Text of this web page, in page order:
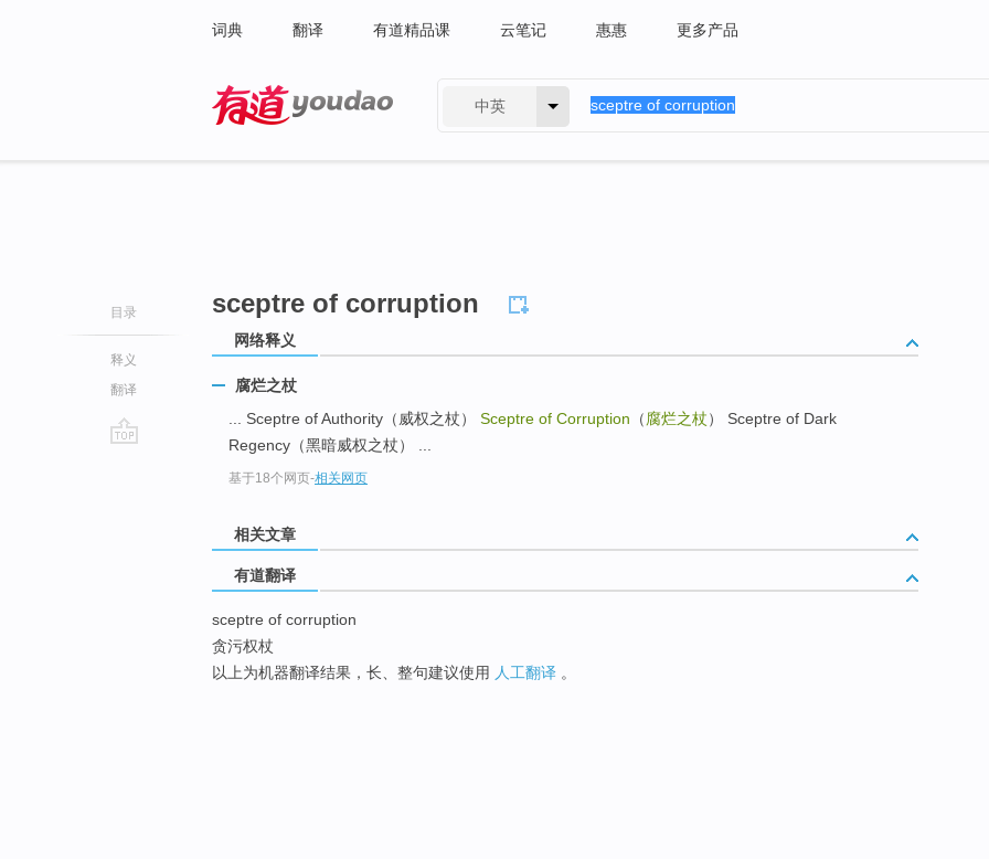
词典 翻译 有道精品课 云笔记 惠惠 更多产品
中英
目录
释义
翻译
sceptre of corruption
网络释义
腐烂之杖
... Sceptre of Authority（威权之杖） Sceptre of Corruption （腐烂之杖） Sceptre of Dark
Regency（黑暗威权之杖） ...
基于18个网页-相关网页
相关文章
有道翻译
sceptre of corruption
贪污权杖
以上为机器翻译结果，长、整句建议使用 人工翻译 。